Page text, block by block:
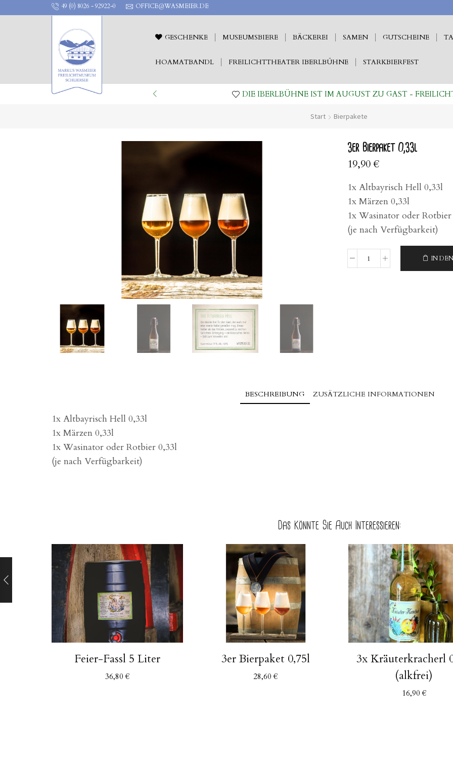
49 (0) 8026 - 92922-0 OFFICE@WASMEIER.DE
GESCHENKE MUSEUMSBIERE BÄCKEREI SAMEN GUTSCHEINE
HOAMATBANDL FREILICHTTHEATER IBERLBÜHNE STARKBIERFEST
! DIE IBERLBÜHNE IST IM AUGUST ZU GAST -
Start Bierpakete
3er Bierpaket 0,33l
19,90€
1x Altbayrisch Hell 0,33l
1x Märzen 0,33l
1x Wasinator oder
(je nach Verfügbarkeit)
3er
IN
BESCHREIBUNG ZUSÄTZLICHE INFORMATIONEN
1x Altbayrisch Hell 0,33l
1x Märzen 0,33l
1x Wasinator oder Rotbier 0,33l
(je nach Verfügbarkeit)
Das Könnte Sie Auch Interessieren:
Feier-Fassl 5 Liter
36,80€
3er Bierpaket 0,75l
28,60€
3x Kräuterkracherl
(alkfrei)
16,90€